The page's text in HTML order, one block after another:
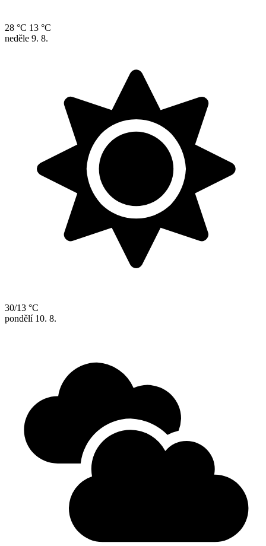
28 °C 13 °C
neděle 9. 8.
30/13 °C
pondělí 10. 8.